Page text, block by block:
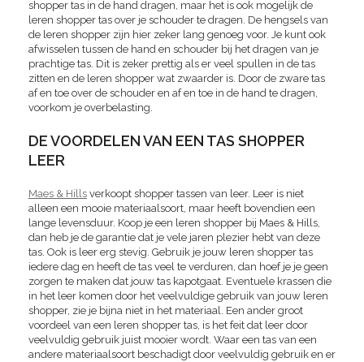
shopper tas in de hand dragen, maar het is ook mogelijk de
leren shopper tas over je schouder te dragen. De hengsels van
de leren shopper zijn hier zeker lang genoeg voor. Je kunt ook
afwisselen tussen de hand en schouder bij het dragen van je
prachtige tas. Dit is zeker prettig als er veel spullen in de tas
zitten en de leren shopper wat zwaarder is. Door de zware tas
af en toe over de schouder en af en toe in de hand te dragen,
voorkom je overbelasting.
DE VOORDELEN VAN EEN TAS SHOPPER
LEER
Maes & Hills verkoopt shopper tassen van leer. Leer is niet
alleen een mooie materiaalsoort, maar heeft bovendien een
lange levensduur. Koop je een leren shopper bij Maes & Hills,
dan heb je de garantie dat je vele jaren plezier hebt van deze
tas. Ook is leer erg stevig. Gebruik je jouw leren shopper tas
iedere dag en heeft de tas veel te verduren, dan hoef je je geen
zorgen te maken dat jouw tas kapotgaat. Eventuele krassen die
in het leer komen door het veelvuldige gebruik van jouw leren
shopper, zie je bijna niet in het materiaal. Een ander groot
voordeel van een leren shopper tas, is het feit dat leer door
veelvuldig gebruik juist mooier wordt. Waar een tas van een
andere materiaalsoort beschadigt door veelvuldig gebruik en er